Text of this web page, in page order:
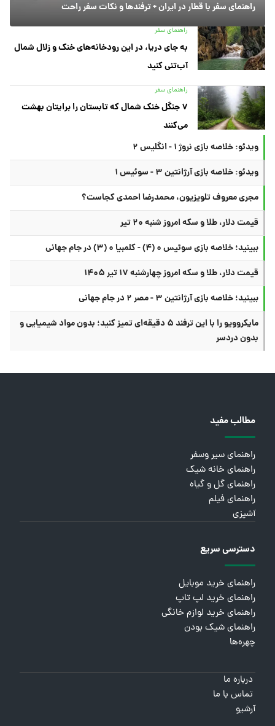
راهنمای سفر با قطار در ایران + ترفندها و نکات سفر راحت
راهنمای سفر
به جای دریا، در این رودخانه‌های خنک و زلال شمال
آب‌تنی کنید
راهنمای سفر
۷ جنگل خنک شمال که تابستان را برایتان بهشت
می‌کنند
ویدئو: خلاصه بازی نروژ ۱ - انگلیس ۲
ویدئو: خلاصه بازی آرژانتین ۳ - سوئیس ۱
مجری معروف تلویزیون، محمدرضا احمدی کجاست؟
قیمت دلار، طلا و سکه امروز شنبه ۲۰ تیر
ببینید؛ خلاصه بازی سوئیس ۰ (۴) - کلمبیا ۰ (۳) در جام جهانی
قیمت دلار، طلا و سکه امروز چهارشنبه ۱۷ تیر ۱۴۰۵
ببینید؛ خلاصه بازی آرژانتین ۳ - مصر ۲ در جام جهانی
مایکروویو را با این ترفند ۵ دقیقه‌ای تمیز کنید؛ بدون مواد شیمیایی و
بدون دردسر
مطالب مفید
راهنمای سیر وسفر
راهنمای خانه شیک
راهنمای گل و گیاه
راهنمای فیلم
آشپزی
دسترسی سریع
راهنمای خرید موبایل
راهنمای خرید لپ تاپ
راهنمای خرید لوازم خانگی
راهنمای شیک بودن
چهره‌ها
درباره ما
تماس با ما
آرشیو